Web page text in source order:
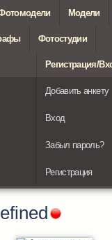
Модели
Фотостудии
Регистрация/
Добавить анкету
Вход
Забыл пароль?
Регистрация